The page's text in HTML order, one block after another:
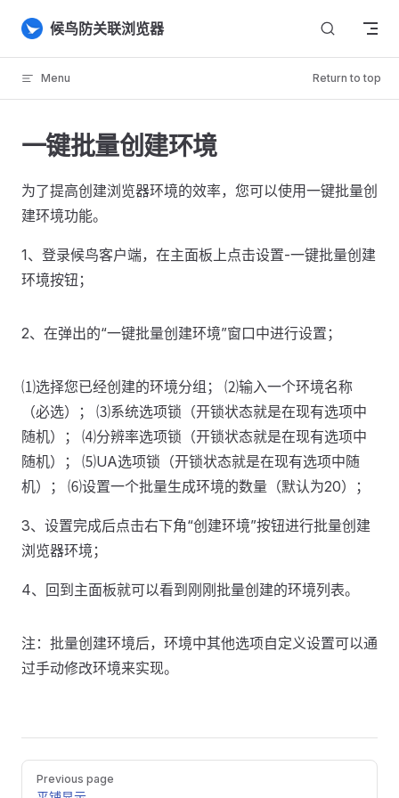
Skip to content
候鸟防关联浏览器
Menu Return to top
一键批量创建环境
为了提高创建浏览器环境的效率，您可以使用一键批量创
建环境功能。
1、登录候鸟客户端，在主面板上点击设置-一键批量创建
环境按钮；
2、在弹出的“一键批量创建环境”窗口中进行设置；
⑴选择您已经创建的环境分组； ⑵输入一个环境名称
（必选）； ⑶系统选项锁（开锁状态就是在现有选项中
随机）； ⑷分辨率选项锁（开锁状态就是在现有选项中
随机）； ⑸UA选项锁（开锁状态就是在现有选项中随
机）； ⑹设置一个批量生成环境的数量（默认为20）；
3、设置完成后点击右下角“创建环境”按钮进行批量创建
浏览器环境；
4、回到主面板就可以看到刚刚批量创建的环境列表。
注：批量创建环境后，环境中其他选项自定义设置可以通
过手动修改环境来实现。
Pager
Previous page